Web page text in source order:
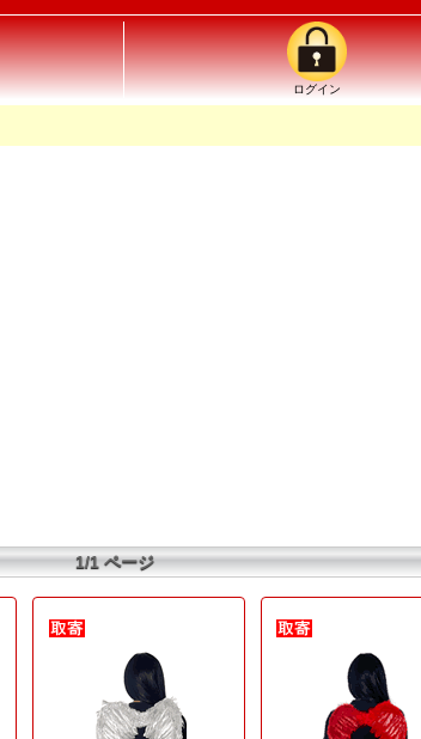
ログイン
1/1 ページ